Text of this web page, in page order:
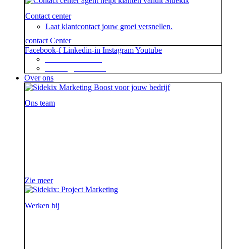
Contact center
Laat klantcontact jouw groei versnellen.
contact Center
Facebook-f Linkedin-in InstagramYoutube
Over ons
Ons team
Zie meer
Werken bij